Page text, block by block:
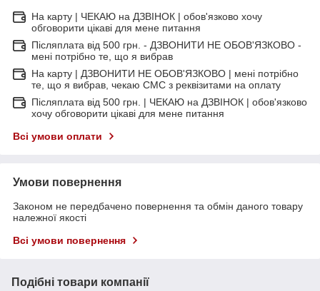
На карту | ЧЕКАЮ на ДЗВІНОК | обов'язково хочу
обговорити цікаві для мене питання
Післяплата від 500 грн. - ДЗВОНИТИ НЕ ОБОВ'ЯЗКОВО -
мені потрібно те, що я вибрав
На карту | ДЗВОНИТИ НЕ ОБОВ'ЯЗКОВО | мені потрібно
те, що я вибрав, чекаю СМС з реквізитами на оплату
Післяплата від 500 грн. | ЧЕКАЮ на ДЗВІНОК | обов'язково
хочу обговорити цікаві для мене питання
Всі умови оплати
Умови повернення
Законом не передбачено повернення та обмін даного товару
належної якості
Всі умови повернення
Подібні товари компанії